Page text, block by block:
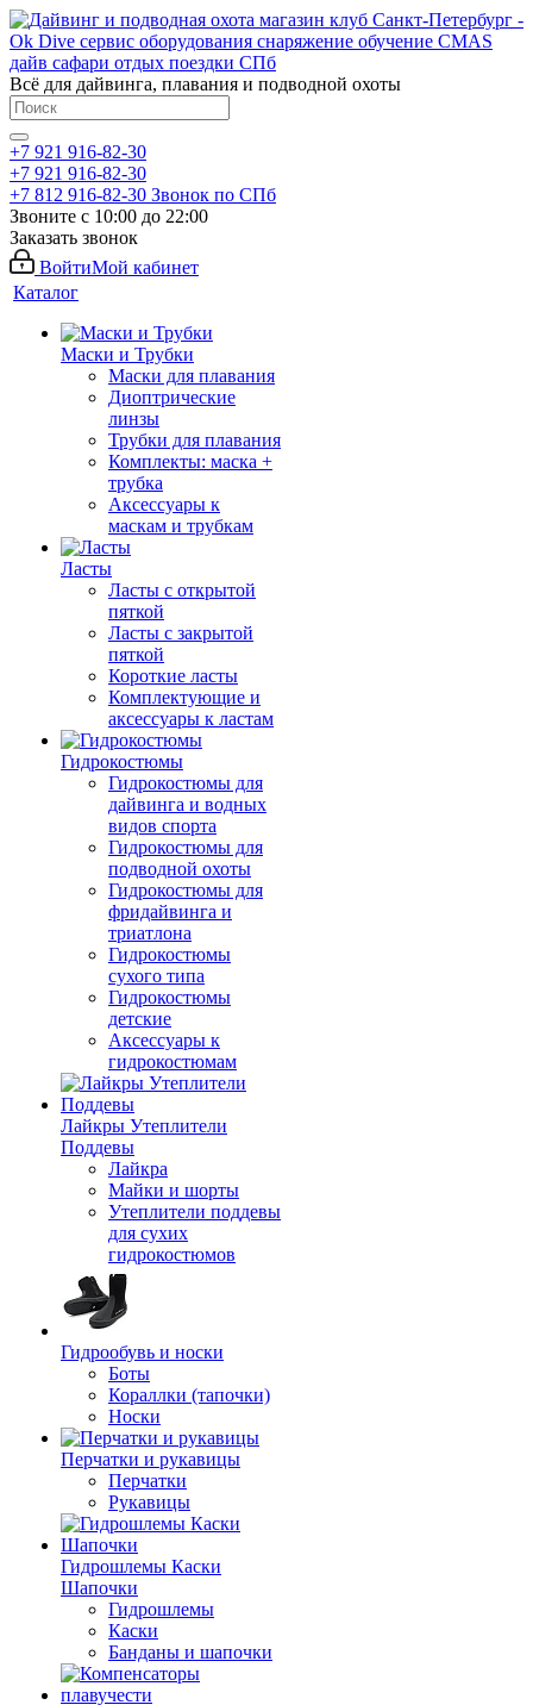
Всё для дайвинга, плавания и подводной охоты
+7 921 916-82-30
+7 921 916-82-30
+7 812 916-82-30 Звонок по СПб
Звоните с 10:00 до 22:00
Заказать звонок
ВойтиМой кабинет
Каталог
Маски и Трубки
Маски для плавания
Диоптрические
линзы
Трубки для плавания
Комплекты: маска +
трубка
Аксессуары к
маскам и трубкам
Ласты
Ласты с открытой
пяткой
Ласты с закрытой
пяткой
Короткие ласты
Комплектующие и
аксессуары к ластам
Гидрокостюмы
Гидрокостюмы для
дайвинга и водных
видов спорта
Гидрокостюмы для
подводной охоты
Гидрокостюмы для
фридайвинга и
триатлона
Гидрокостюмы
сухого типа
Гидрокостюмы
детские
Аксессуары к
гидрокостюмам
Лайкры Утеплители
Поддевы
Лайкра
Майки и шорты
Утеплители поддевы
для сухих
гидрокостюмов
Гидрообувь и носки
Боты
Кораллки (тапочки)
Носки
Перчатки и рукавицы
Перчатки
Рукавицы
Гидрошлемы Каски
Шапочки
Гидрошлемы
Каски
Банданы и шапочки